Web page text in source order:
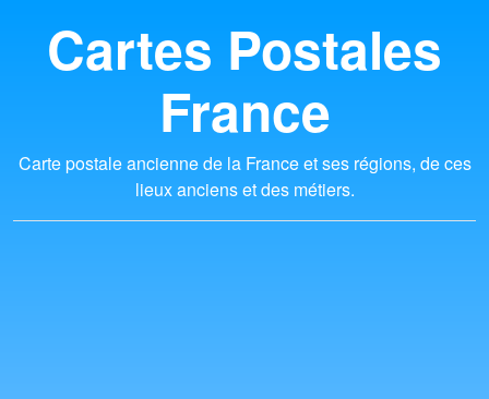
Cartes Postales
France
Carte postale ancienne de la France et ses régions, de ces
lieux anciens et des métiers.